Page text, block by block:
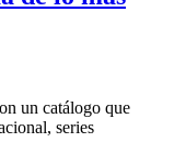
un catálogo que
series